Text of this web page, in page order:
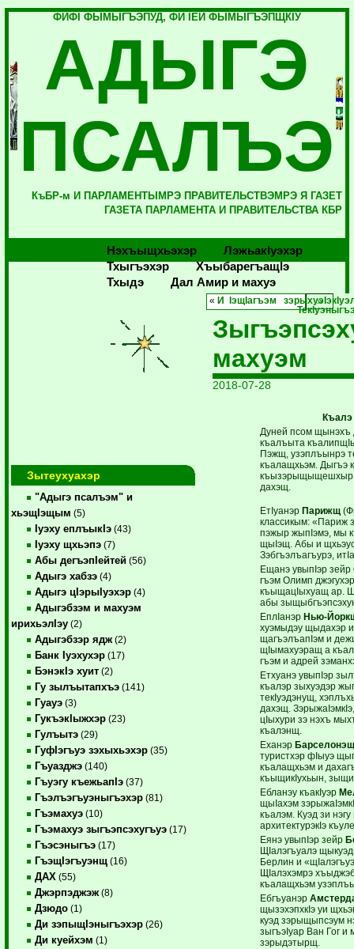
ФИФI ФЫМЫГЪЭПУД, ФИ IЕЙ ФЫМЫГЪЭПЩКIУ
АДЫГЭ
ПСАЛЪЭ
КъБР-м И ПАРЛАМЕНТЫМРЭ ПРАВИТЕЛЬСТВЭМРЭ Я ГАЗЕТ
ГАЗЕТА ПАРЛАМЕНТА И ПРАВИТЕЛЬСТВА КБР
Нэхъыщхьэхэр
Лэжьакlуэхэр
Тхыгъэхэр
Хъыбарегъащlэ
Тхыдэ
Дал Амир и махуэ
Зытеухуахэр
"Адыгэ псалъэм" и
хьэщIэщым (5)
Iуэху еплъыкIэ (43)
Iуэху щхьэпэ (7)
Абы дегъэпIейтей (56)
Адыгэ хабзэ (4)
Адыгэ цIэрыIуэхэр (4)
Адыгэбзэм и махуэм
ирихьэлIэу (2)
Адыгэбзэр ядж (2)
Банк Iуэхухэр (17)
БэнэкIэ хуит (2)
Гу зылъытапхъэ (141)
Гуауэ (3)
ГукъэкIыжхэр (23)
Гулъытэ (29)
ГуфIэгъуэ зэхыхьэхэр (35)
Гъуазджэ (140)
Гъуэгу къежьапIэ (37)
Гъэлъэгъуэныгъэхэр (81)
Гъэмахуэ (10)
Гъэмахуэ зыгъэпсэхугъуэ (17)
Гъэсэныгъэ (17)
ГъэщIэгъуэнщ (16)
ДАХ (55)
Джэрпэджэж (8)
Дзюдо (1)
Ди зэпыщIэныгъэхэр (26)
Ди куейхэм (1)
« И IэщIагъэм
махуэм
2018-07-28
Къалэ
Дуней псом щынэхъ
къалъыта
Пэжщ, узэплъынрэ
къалащхьэм. Дыгъэ
къызэрыщыщешхыр
дахэщ.
ЕтIуанэр Парижщ
классикым: «Париж
пэжыр жыпIэмэ, мы
щыIэщ. Абы и
Зэбгъэлъагъурэ,
Ещанэ увыпIэр зейр
гъэм Олимп
къыщацIыхуащ ар.
абы
ЕплIанэр Нью-
хуэмыдэу щыдахэр
щагъэлъапIэм и
щIымахуэращ а
гъэм и адрей
Етхуанэ увыпIэр
къалэр зыхуэдэр
текIуэдэнущ,
дахэщ.
цIыхури зэ нэхъ
къалэнщ.
Еханэр Барселонэщ
туристхэр фIыуэ
къалащхьэм и
къыщикIухьын,
Ебланэу къакIуэр
щыIахэм
къалэм. Куэд зи
архитектурэкIэ
Еянэ увыпIэр зейр
ЩIалэгъуалэ
Берлин и
ЩIалэхэмрэ
къалащхьэм
Ебгъуанэр
щызэхэпхкIэ уи
куэд зэрыщыпсэум
зыгъэIуар Ван Гог и
зэрыдэтырщ.